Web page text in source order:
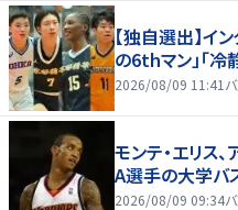
【独自選出】イ
の6thマン」「冷
2026/08/09 11:41
モンテ・エリス
A選手の大学バ
2026/08/09 09:34